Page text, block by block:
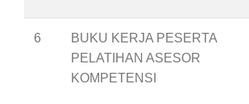
6
BUKU KERJA PESERTA
PELATIHAN ASESOR
KOMPETENSI